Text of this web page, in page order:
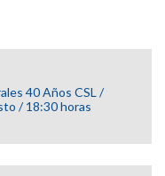
40 Años CSL /
/ 18:30 horas